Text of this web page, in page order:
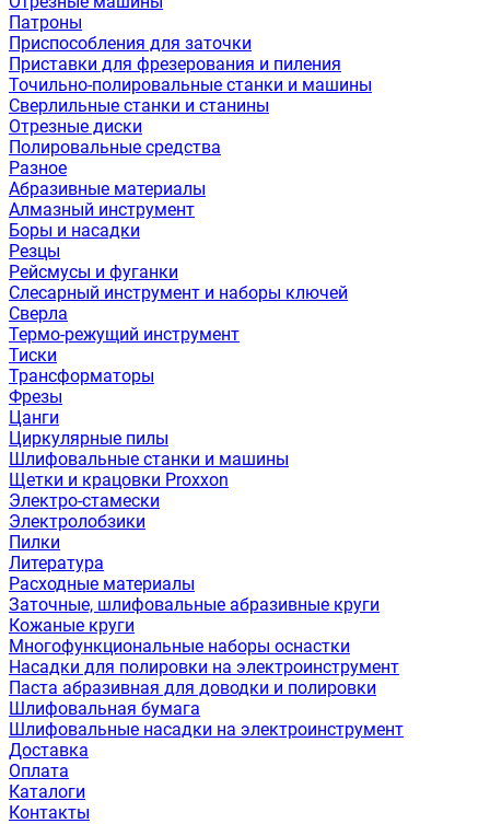
Патроны
Приспособления для заточки
Приставки для фрезерования и пиления
Точильно-полировальные станки и машины
Сверлильные станки и станины
Отрезные диски
Полировальные средства
Разное
Абразивные материалы
Алмазный инструмент
Боры и насадки
Резцы
Рейсмусы и фуганки
Слесарный инструмент и наборы ключей
Сверла
Термо-режущий инструмент
Тиски
Трансформаторы
Фрезы
Цанги
Циркулярные пилы
Шлифовальные станки и машины
Щетки и крацовки Proxxon
Электро-стамески
Электролобзики
Пилки
Литература
Расходные материалы
Заточные, шлифовальные абразивные круги
Кожаные круги
Многофункциональные наборы оснастки
Насадки для полировки на электроинструмент
Паста абразивная для доводки и полировки
Шлифовальная бумага
Шлифовальные насадки на электроинструмент
Доставка
Оплата
Каталоги
Контакты